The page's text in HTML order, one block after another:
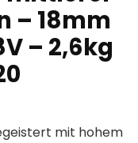
– 18mm
– 2,6kg
mit hohem